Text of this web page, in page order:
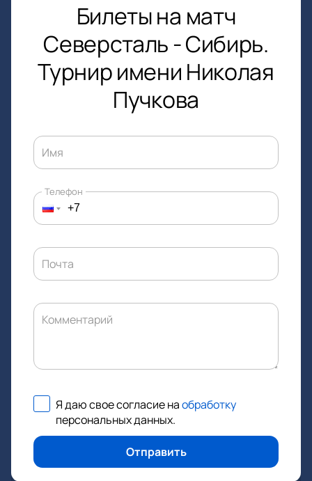
Билеты на матч
Северсталь - Сибирь.
Турнир имени Николая
Пучкова
Имя
Телефон
Почта
Комментарий
Я даю свое согласие наобработку
персональных данных.
Отправить